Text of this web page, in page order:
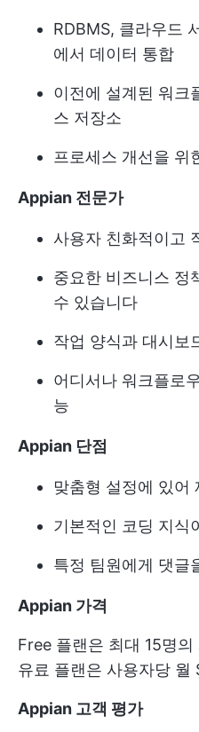
RDBMS, 클라우드
에서 데이터 통합
이전에 설계된 워크
스 저장소
프로세스 개선을 위
Appian 전문가
사용자 친화적이고
중요한 비즈니스 정
수 있습니다
작업 양식과 대시보
어디서나 워크플로
능
Appian 단점
맞춤형 설정에 있어
기본적인 코딩 지식
특정 팀원에게 댓글
Appian 가격
Free 플랜은 최대 15명
유료 플랜은 사용자당 월
Appian 고객 평가